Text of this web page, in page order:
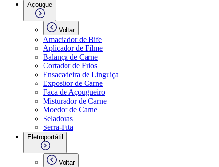
Açougue
Voltar
Amaciador de Bife
Aplicador de Filme
Balança de Carne
Cortador de Frios
Ensacadeira de Linguiça
Expositor de Carne
Faca de Açougueiro
Misturador de Carne
Moedor de Carne
Seladoras
Serra-Fita
Eletroportátil
Voltar